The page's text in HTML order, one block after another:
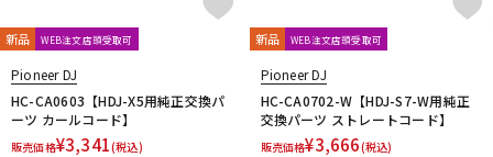
新品 WEB注文店頭受取可
Pioneer DJ
HC-CA0603【HDJ-X5用純正交換パ
ーツ カールコード】
販売価格¥3,341(税込)
新品 WEB注文店頭受取可
Pioneer DJ
HC-CA0702-W【HDJ-S7-W用純正
交換パーツ ストレートコード】
販売価格¥3,666(税込)